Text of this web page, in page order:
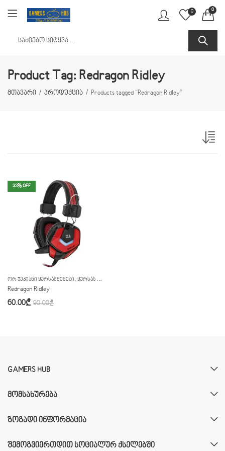
0 0
Product Tag: Redragon Ridley
მთავარი პროდუქცია Products tagged “Redragon Ridley”
33% OFF
ᲝᲠ ᲯᲔᲙᲘᲐᲜᲘ ᲧᲣᲠᲡᲐᲡᲛᲔᲜᲔᲑᲘ, ᲧᲣᲠᲡᲐᲡᲛᲔᲜᲔᲑᲘ
Redragon Ridley
60.00₾ 90.00₾
GAMERS HUB
ᲛᲝᲛᲡᲐᲮᲣᲠᲔᲑᲐ
ᲖᲝᲒᲐᲓᲘ ᲘᲜᲤᲝᲠᲛᲐᲪᲘᲐ
ᲨᲔᲛᲝᲒᲕᲘᲔᲠᲗᲓᲘᲗ ᲡᲝᲪᲘᲐᲚᲣᲠ ᲥᲡᲔᲚᲔᲑᲨᲘ